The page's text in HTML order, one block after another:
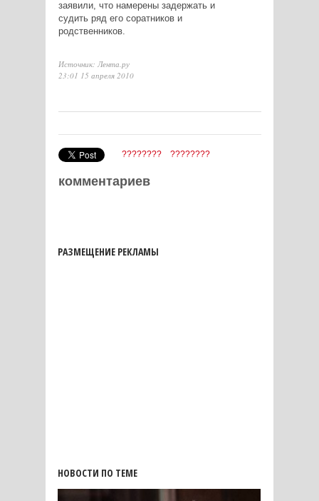
заявили, что намерены задержать и
судить ряд его соратников и
родственников.
Источник: Лента.ру
23:01 15 апреля 2010
???????? ????????
комментариев
РАЗМЕЩЕНИЕ РЕКЛАМЫ
НОВОСТИ ПО ТЕМЕ